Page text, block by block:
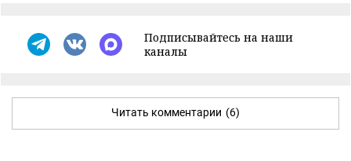
Подписывайтесь на наши
каналы
Читать комментарии (6)